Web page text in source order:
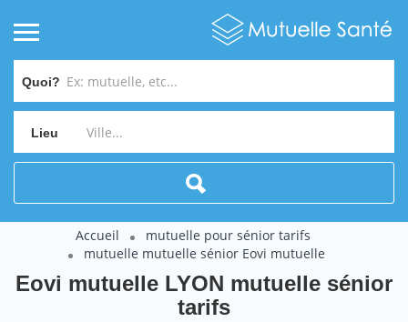
Quoi?
Lieu
Accueil
mutuelle pour sénior tarifs
mutuelle mutuelle sénior Eovi mutuelle
Eovi mutuelle LYON mutuelle sénior
tarifs